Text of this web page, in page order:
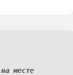
месте